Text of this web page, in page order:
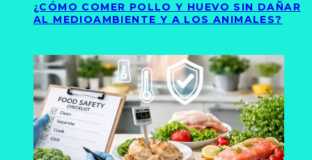
¿CÓMO COMER POLLO Y HUEVO SIN DAÑAR
AL MEDIOAMBIENTE Y A LOS ANIMALES?